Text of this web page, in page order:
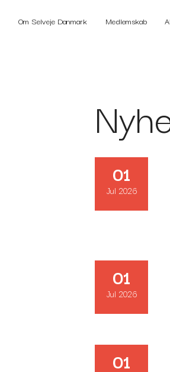
Om Selveje Danmark Medlemskab
01
Jul 2026
01
Jul 2026
01